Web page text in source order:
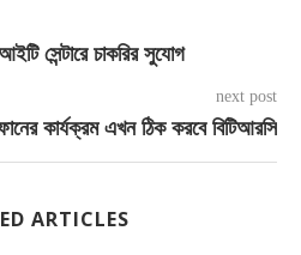
সেন্টারে চাকরির সুযোগ
next post
কার্যক্রম এখন ঠিক করবে বিটিআরসি
ARTICLES